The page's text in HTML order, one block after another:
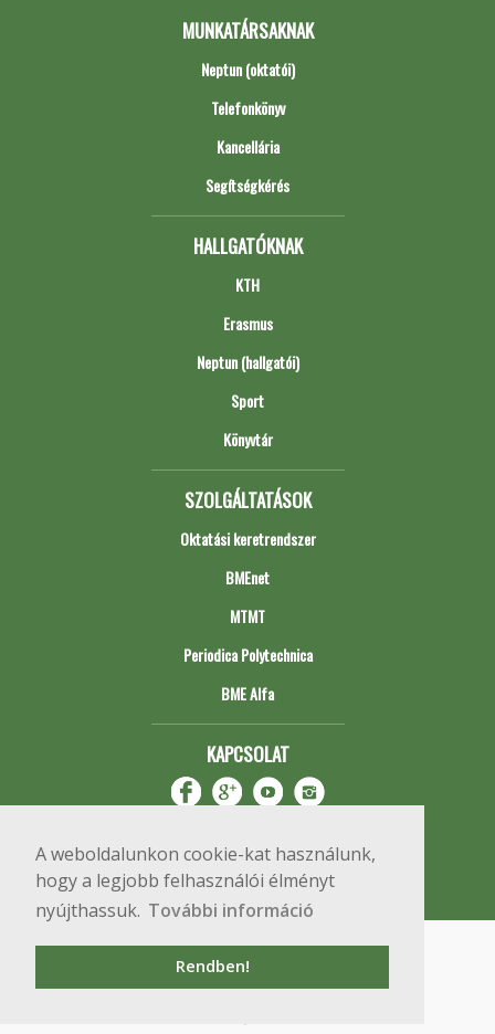
A weboldalunkon cookie-kat használunk,
hogy a legjobb felhasználói élményt
nyújthassuk. További információ
Rendben!
MUNKATÁRSAKNAK
Neptun (oktatói)
Telefonkönyv
Kancellária
Segítségkérés
HALLGATÓKNAK
KTH
Erasmus
Neptun (hallgatói)
Sport
Könyvtár
SZOLGÁLTATÁSOK
Oktatási keretrendszer
BMEnet
MTMT
Periodica Polytechnica
BME Alfa
KAPCSOLAT
Copyright © 2020 BME Építőmérnöki Kar
1111 Budapest, Műegyetem rkp. 3.